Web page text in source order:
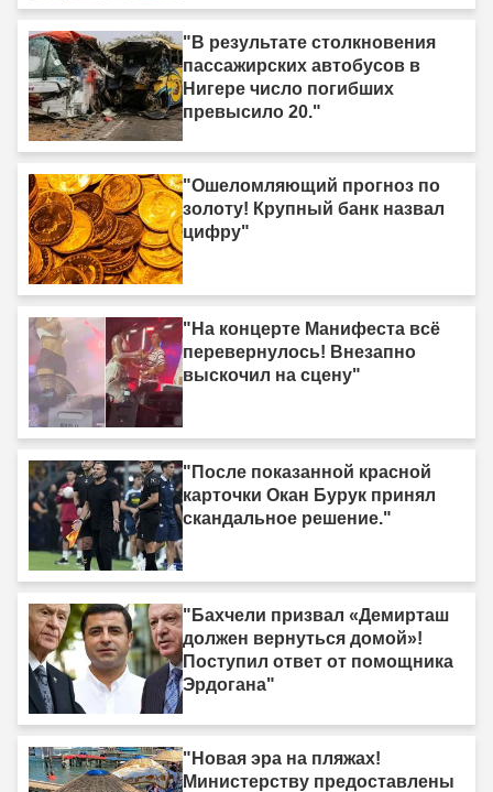
"В результате столкновения
пассажирских автобусов в
Нигере число погибших
превысило 20."
"Ошеломляющий прогноз по
золоту! Крупный банк назвал
цифру"
"На концерте Манифеста всё
перевернулось! Внезапно
выскочил на сцену"
"После показанной красной
карточки Окан Бурук принял
скандальное решение."
"Бахчели призвал «Демирташ
должен вернуться домой»!
Поступил ответ от помощника
Эрдогана"
"Новая эра на пляжах!
Министерству предоставлены